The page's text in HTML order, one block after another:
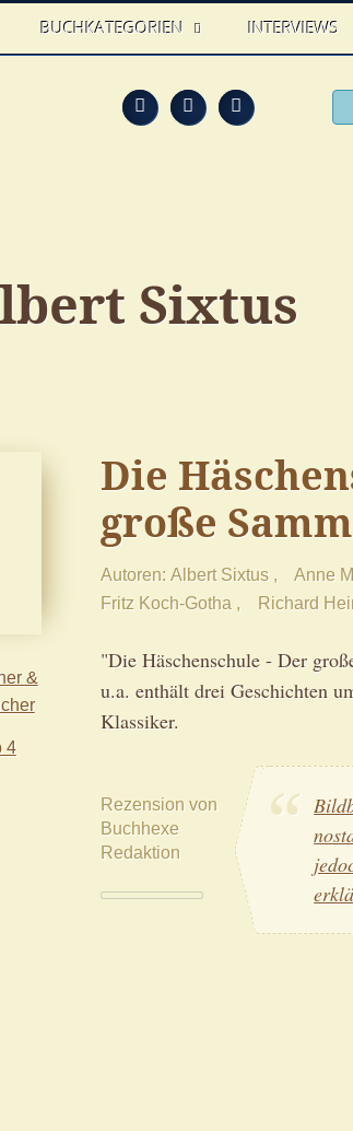
HOME
BUCHKATEGORIEN INTERVIEWS
Feed Facebook
Sixtus
Die
große
Autoren Albert Sixtus Anne
Fritz Koch-Gotha
Richard
"Die Häschenschule - Der
u.a. enthält drei Geschichten
Klassiker.
Rezension von
Buchhexe
Redaktion
&
4